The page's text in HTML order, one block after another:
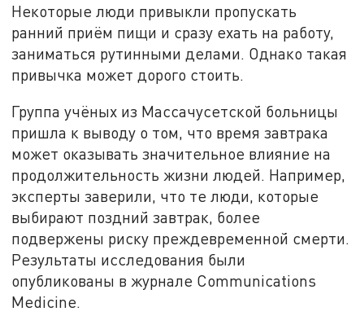
Некоторые люди привыкли пропускать
ранний приём пищи и сразу ехать на работу,
заниматься рутинными делами. Однако такая
привычка может дорого стоить.
Группа учёных из Массачусетской больницы
пришла к выводу о том, что время завтрака
может оказывать значительное влияние на
продолжительность жизни людей. Например,
эксперты заверили, что те люди, которые
выбирают поздний завтрак, более
подвержены риску преждевременной смерти.
Результаты исследования были
опубликованы в журнале Communications
Medicine.